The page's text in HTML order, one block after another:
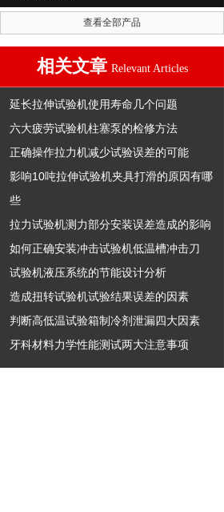
查看全部产品
相关文章 Relevant Articles
延长拉伸试验机使用寿命几个问题
六大疲劳试验机柱塞泵的检修方法
正确操作拉力机减少试验误差的可能
影响10吨拉伸试验机夹具打滑的原因有哪
些
拉力试验机测力部分安装误差造成的影响
如何正确安装冲击试验机低温槽冲击刀
试验机液压系统的节能设计分析
造成扭转试验机试验结果误差的因素
判断高低温试验箱制冷剂泄漏四大因素
牙科材料力学性能测试两大注意事项